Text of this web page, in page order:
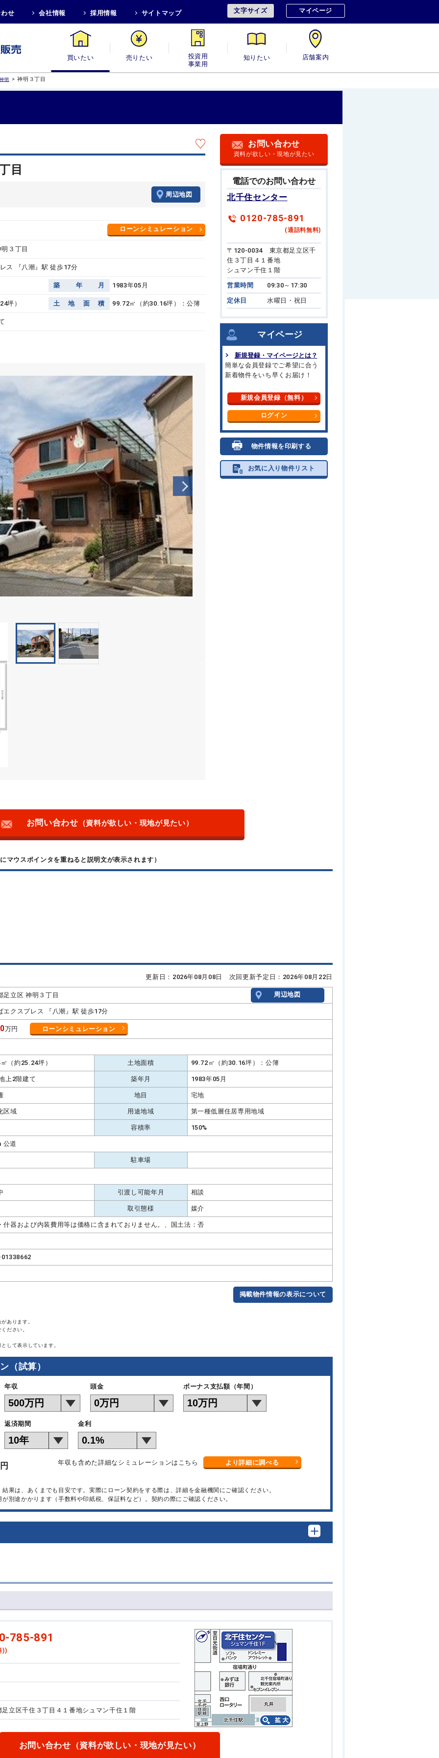
せ 会社情報 採用情報 サイトマップ 文字サイズ マイページ
買いたい 売りたい 投資用・事業用 知りたい 店舗案内
神明 > 神明３丁目
目
周辺地図
ローンシミュレーション
３丁目
ス 『八潮』駅 徒歩17分
築 年 月 1983年05月
坪） 土 地 面 積 99.72㎡（約30.16坪）：公簿
お問い合わせ
資料が欲しい・現地が見たい
電話でのお問い合わせ
北千住センター
0120-785-891
(通話料無料)
〒120-0034 東京都足立区千
住３丁目４１番地
シュマン千住１階
営業時間 09:30～17:30
定休日 水曜日・祝日
マイページ
新規登録・マイページとは？
簡単な会員登録でご希望に合う
新着物件をいち早くお届け！
新規会員登録（無料）
ログイン
物件情報を印刷する
お気に入り物件リスト
お問い合わせ （資料が欲しい・現地が見たい）
マウスポインタを重ねると説明文が表示されます）
更新日：2026年08月08日 次回更新予定日：2026年08月22日
足立区 神明３丁目 周辺地図
エクスプレス 『八潮』駅 徒歩17分
万円 ローンシミュレーション
（約25.24坪） 土地面積 99.72㎡（約30.16坪）：公簿
上2階建て 築年月 1983年05月
地目 宅地
区域 用途地域 第一種低層住居専用地域
容積率 150%
公道
駐車場
引渡し可能年月 相談
取引態様 媒介
什器および内装費用等は価格に含まれておりません。、国土法：否
掲載物件情報の表示について
あります。
ださい。
して表示しています。
（試算）
年収 頭金 ボーナス支払額（年間）
返済期間 金利
年収も含めた詳細なシミュレーションはこちら より詳細に調べる
果は、あくまでも目安です。実際にローン契約をする際は、詳細を金融機関にご確認ください。
別途かかります（手数料や印紙税、保証料など）。契約の際にご確認ください。
785-891
))
立区千住３丁目４１番地シュマン千住１階
お問い合わせ （資料が欲しい・現地が見たい）